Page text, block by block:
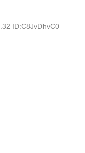
ID:C8JvDhvC0